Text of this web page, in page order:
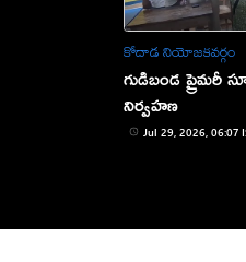
కోదాడ నియోజకవర్గం
గుడిబండ ప్రైమరీ
నిర్వహణ
Jul 29, 2026, 06:07